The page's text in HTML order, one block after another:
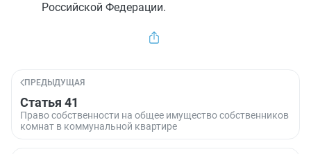
Российской Федерации.
ПРЕДЫДУЩАЯ
Статья 41
Право собственности на общее имущество собственников
комнат в коммунальной квартире